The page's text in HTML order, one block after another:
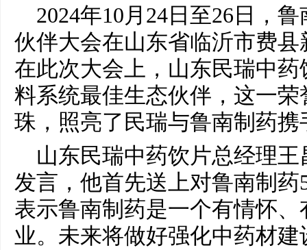
2024年10月24日至26日，
伙伴大会在山东省临沂市费
在此次大会上，山东民瑞中
料系统最佳生态伙伴，这一
珠，照亮了民瑞与鲁南制药
山东民瑞中药饮片总经理
发言，他首先送上对鲁南制
表示鲁南制药是一个有情怀
业。未来将做好强化中药材